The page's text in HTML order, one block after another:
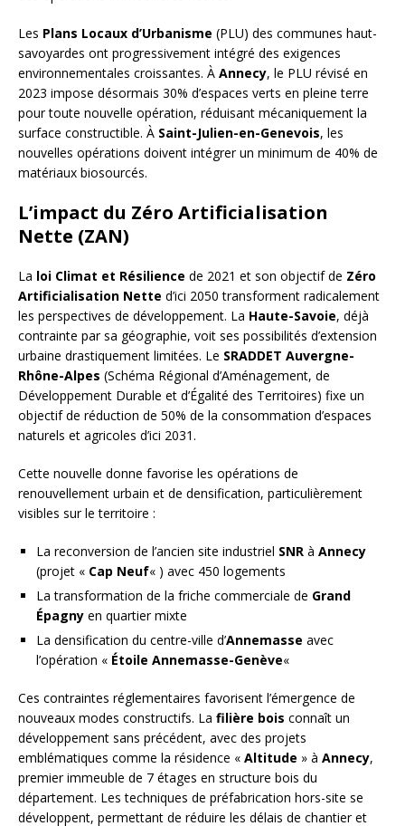
Les Plans Locaux d’Urbanisme (PLU) des communes haut-
savoyardes ont progressivement intégré des exigences
environnementales croissantes. À Annecy, le PLU révisé en
2023 impose désormais 30% d’espaces verts en pleine terre
pour toute nouvelle opération, réduisant mécaniquement la
surface constructible. À Saint-Julien-en-Genevois, les
nouvelles opérations doivent intégrer un minimum de 40% de
matériaux biosourcés.
L’impact du Zéro Artificialisation
Nette (ZAN)
La loi Climat et Résilience de 2021 et son objectif de Zéro
Artificialisation Nette d’ici 2050 transforment radicalement
les perspectives de développement. La Haute-Savoie, déjà
contrainte par sa géographie, voit ses possibilités d’extension
urbaine drastiquement limitées. Le SRADDET Auvergne-
Rhône-Alpes (Schéma Régional d’Aménagement, de
Développement Durable et d’Égalité des Territoires) fixe un
objectif de réduction de 50% de la consommation d’espaces
naturels et agricoles d’ici 2031.
Cette nouvelle donne favorise les opérations de
renouvellement urbain et de densification, particulièrement
visibles sur le territoire :
La reconversion de l’ancien site industriel SNR à Annecy
(projet « Cap Neuf« ) avec 450 logements
La transformation de la friche commerciale de Grand
Épagny en quartier mixte
La densification du centre-ville d’Annemasse avec
l’opération « Étoile Annemasse-Genève«
Ces contraintes réglementaires favorisent l’émergence de
nouveaux modes constructifs. La filière bois connaît un
développement sans précédent, avec des projets
emblématiques comme la résidence « Altitude » à Annecy,
premier immeuble de 7 étages en structure bois du
département. Les techniques de préfabrication hors-site se
développent, permettant de réduire les délais de chantier et